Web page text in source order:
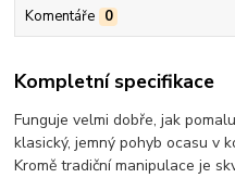
Komentáře 0
Kompletní specifikace
Funguje velmi dobře, jak
klasický, jemný pohyb ocasu v
Kromě tradiční manipulace je